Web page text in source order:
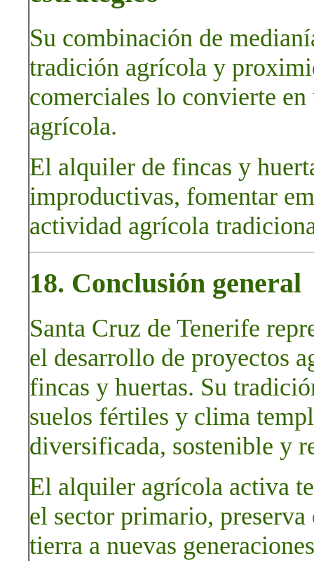
Su combinación de
tradición agrícola y
comerciales lo convierte
agrícola.
El alquiler de fincas y
improductivas, fomentar
actividad agrícola
18. Conclusión general
Santa Cruz de Tenerife
el desarrollo de proyectos
fincas y huertas. Su
suelos fértiles y clima
diversificada, sostenible y
El alquiler agrícola activa
el sector primario,
tierra a nuevas